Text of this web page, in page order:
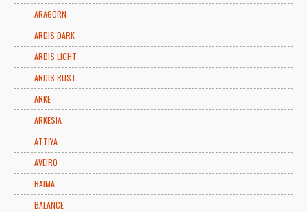
ARAGORN
ARDIS DARK
ARDIS LIGHT
ARDIS RUST
ARKE
ARKESIA
ATTIYA
AVEIRO
BAIMA
BALANCE